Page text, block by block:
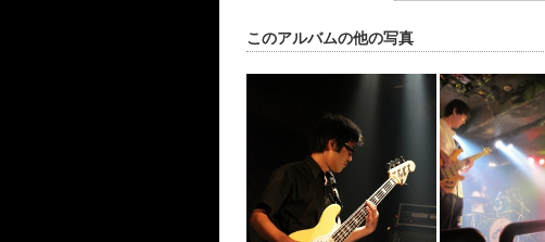
このアルバムの他の写真